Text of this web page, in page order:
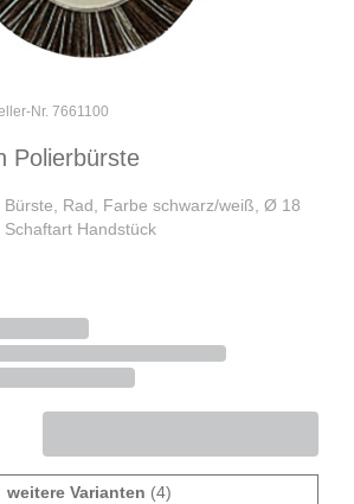
Nr. 7661100
Polierbürste
Bürste, Rad, Farbe schwarz/weiß, Ø 18
Handstück
weitere Varianten (4)